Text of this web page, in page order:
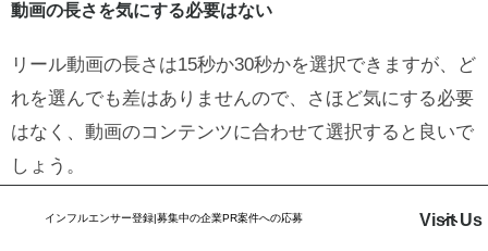
インフルエンサー登録|募集中の企業PR案件への応募 Visit Us
動画の長さを気にする必要はない
リール動画の長さは15秒か30秒かを選択できますが、ど
れを選んでも差はありませんので、さほど気にする必要
はなく、動画のコンテンツに合わせて選択すると良いで
しょう。